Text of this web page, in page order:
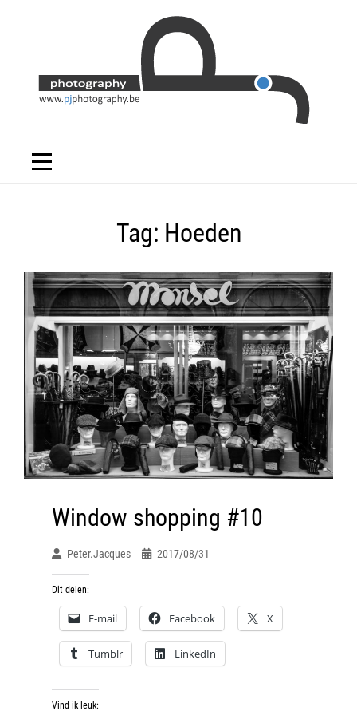
Tag: Hoeden
Window shopping #10
Peter.jacques 2017/08/31
Dit delen:
E-mail Facebook X
Tumblr LinkedIn
Vind ik leuk: